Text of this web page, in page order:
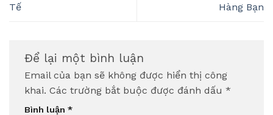
Tế
Hàng Bạn
Để lại một bình luận
Email của bạn sẽ không được hiển thị công
khai. Các trường bắt buộc được đánh dấu *
Bình luận *